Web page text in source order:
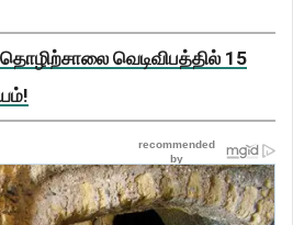
தொழிற்சாலை வெடிவிபத்தில் 15